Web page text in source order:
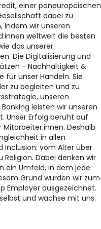
einer paneuropäischen
dabei zu
indem wir unseren
weltweit die besten
das unserer
Die Digitalisierung und
- Nachhaltigkeit &
für unser Handeln. Sie
zu begleiten und zu
unseren
leisten wir unseren
Unser Erfolg beruht auf
Deshalb
in allen
Inclusion: vom Alter über
Dabei denken wir
ein Umfeld, in dem jede
Grund wurden wir zum
Employer ausgezeichnet.
und wachse mit uns.